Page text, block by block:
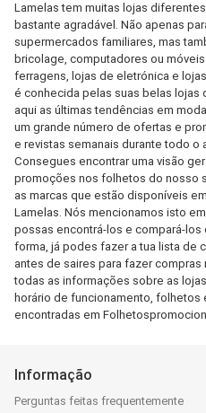
Lamelas tem muitas lojas
bastante agradável. Não apenas
supermercados familiares, mas
bricolage, computadores ou
ferragens, lojas de eletrónica e
é conhecida pelas suas belas lojas
aqui as últimas tendências em
um grande número de ofertas e
e revistas semanais durante todo o
Consegues encontrar uma visão
promoções nos folhetos do nosso
as marcas que estão disponíveis
Lamelas. Nós mencionamos isto
possas encontrá-los e compará-
forma, já podes fazer a tua lista de
antes de saires para fazer compras
todas as informações sobre as
horário de funcionamento,
encontradas em
Informação
Perguntas feitas frequentemente